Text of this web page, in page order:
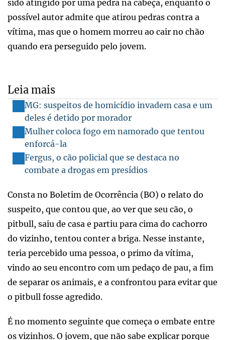
sido atingido por uma pedra na cabeça, enquanto o
possível autor admite que atirou pedras contra a
vítima, mas que o homem morreu ao cair no chão
quando era perseguido pelo jovem.
Leia mais
MG: suspeitos de homicídio invadem casa e um
deles é detido por morador
Mulher coloca fogo em namorado que tentou
enforcá-la
Fergus, o cão policial que se destaca no
combate a drogas em presídios
Consta no Boletim de Ocorrência (BO) o relato do
suspeito, que contou que, ao ver que seu cão, o
pitbull, saiu de casa e partiu para cima do cachorro
do vizinho, tentou conter a briga. Nesse instante,
teria percebido uma pessoa, o primo da vítima,
vindo ao seu encontro com um pedaço de pau, a fim
de separar os animais, e a confrontou para evitar que
o pitbull fosse agredido.
É no momento seguinte que começa o embate entre
os vizinhos. O jovem, que não sabe explicar porque